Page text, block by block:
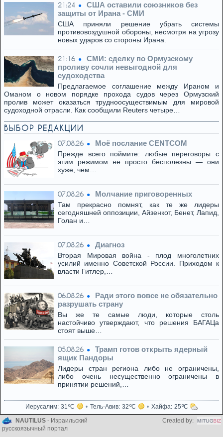
21:24
США оставили союзников без
защиты от Ирана - СМИ
США приняли решение убрать системы
противовоздушной обороны, несмотря на угрозу
новых ударов со стороны Ирана.
21:16
СМИ: сделку по Ормузскому
проливу сочли невыгодной для
судоходства
Предлагаемое соглашение между Ираном и
Оманом о новом порядке прохода судов через Ормузский
пролив может оказаться трудноосуществимым для мировой
судоходной отрасли. Как сообщили Reuters четыре…
ВЫБОР РЕДАКЦИИ
07.08.26 Моё послание CENTCOM
Прежде всего поймите: любые переговоры с
этим режимом не просто бесполезны — они
хуже, чем…
07.08.26 Молчание приговоренных
Там прекрасно помнят, как те же лидеры
сегодняшней оппозиции, Айзенкот, Бенет, Лапид,
Голан и…
07.08.26 Диагноз
Вторая Мировая война - плод многолетних
усилий именно Советской России. Приходом к
власти Гитлер,…
06.08.26
Ради этого вовсе не обязательно
разрушать страну
Вы же те самые люди, которые столь
настойчиво утверждают, что решения БАГАЦа
стоят выше…
05.08.26
Трамп готов открыть ядерный
ящик Пандоры
Лидеры стран региона либо не ограничены,
либо очень несущественно ограничены в
принятии решений,…
Иерусалим 31 Тель-Авив 32 Хайфа 25
NAUTILUS - Израильский
русскоязычный портал
Created by: